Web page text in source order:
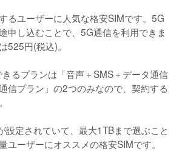
るユーザーに人気な格安SIMです。5G
申し込むことで、5G通信を利用できま
525円(税込)。
るプランは「音声＋SMS＋データ通信
信プラン」の2つのみなので、契約する
設定されていて、最大1TBまで選ぶこと
ユーザーにオススメの格安SIMです。